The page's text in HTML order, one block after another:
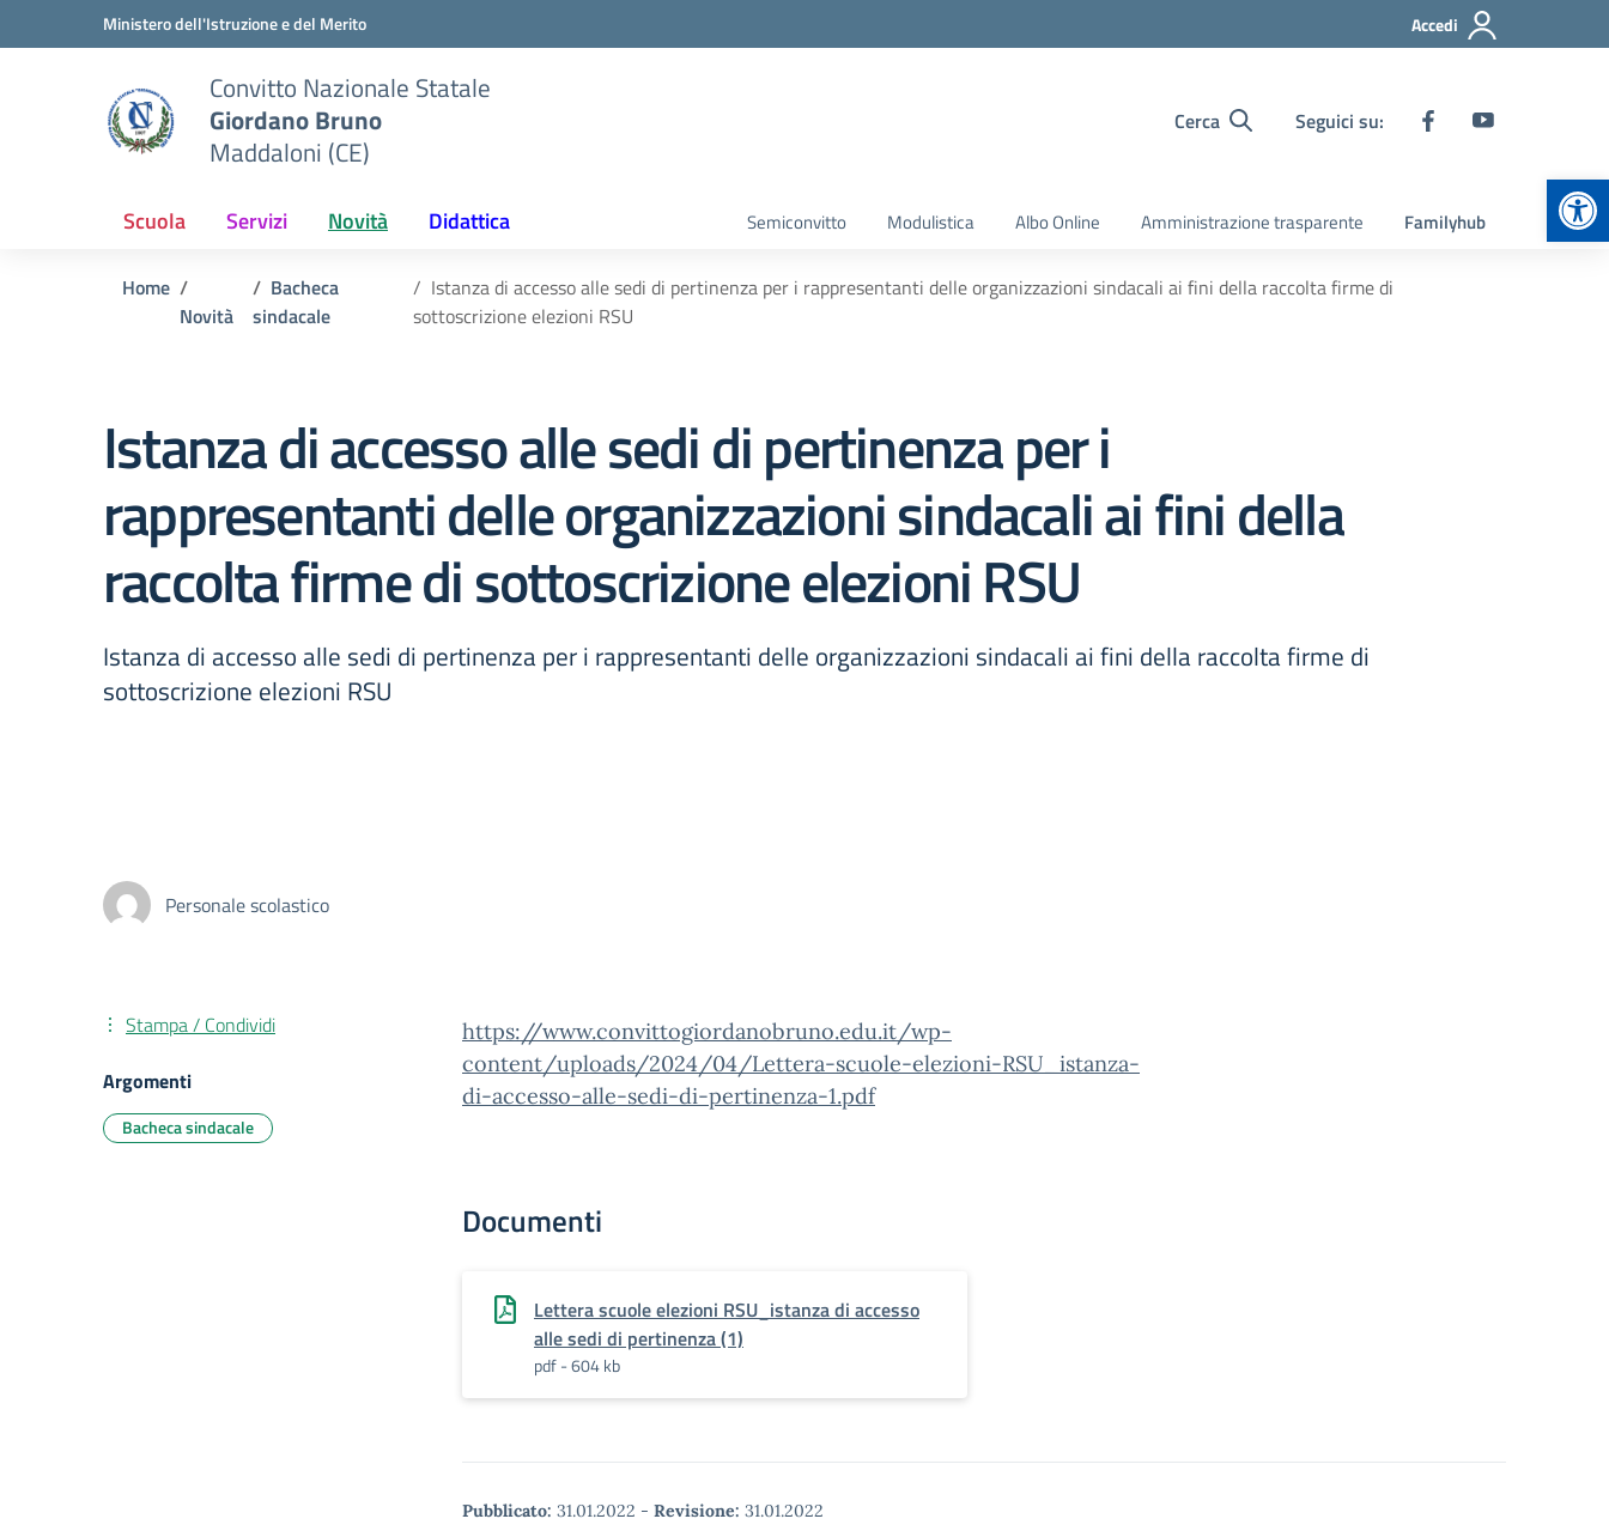
Vai ai contenuti
Vai al menu di navigazioneMinistero dell'Istruzione e del Merito Accedi
Convitto Nazionale Statale
Giordano Bruno
Maddaloni (CE)
Cerca Seguici su:
Scuola Servizi Novità Didattica Semiconvitto Modulistica Albo Online Amministrazione trasparente Familyhub
Home
Novità
Bacheca
sindacale
Istanza di accesso alle sedi di pertinenza per i rappresentanti delle organizzazioni sindacali ai fini della raccolta firme di
sottoscrizione elezioni RSU
Istanza di accesso alle sedi di pertinenza per i
rappresentanti delle organizzazioni sindacali ai fini della
raccolta firme di sottoscrizione elezioni RSU
Istanza di accesso alle sedi di pertinenza per i rappresentanti delle organizzazioni sindacali ai fini della raccolta firme di
sottoscrizione elezioni RSU
Personale scolastico
https://www.convittogiordanobruno.edu.it/wp-
content/uploads/2024/04/Lettera-scuole-elezioni-RSU_istanza-
di-accesso-alle-sedi-di-pertinenza-1.pdf
Documenti
Lettera scuole elezioni RSU_istanza di accesso
alle sedi di pertinenza (1)
pdf - 604 kb
Pubblicato: 31.01.2022 - Revisione: 31.01.2022
Stampa / Condividi
Argomenti
Bacheca sindacale